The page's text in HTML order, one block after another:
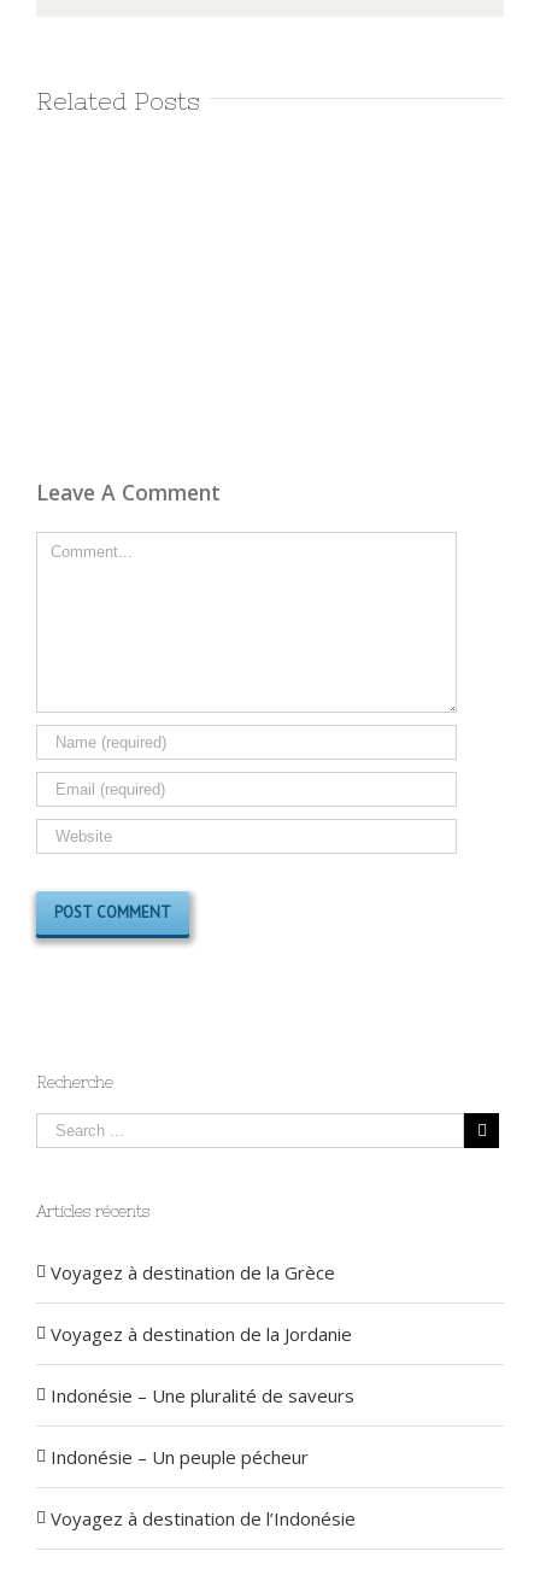
Related Posts
Leave A Comment
Recherche
Articles récents
Voyagez à destination de la Grèce
Voyagez à destination de la Jordanie
Indonésie – Une pluralité de saveurs
Indonésie – Un peuple pécheur
Voyagez à destination de l’Indonésie